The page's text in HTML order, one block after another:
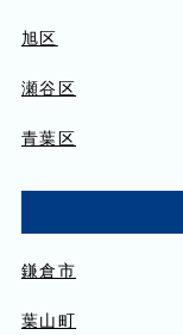
旭区
瀬谷区
青葉区
鎌倉市
葉山町